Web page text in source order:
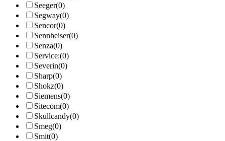
Seeger(0)
Segway(0)
Sencor(0)
Sennheiser(0)
Senza(0)
Service:(0)
Severin(0)
Sharp(0)
Shokz(0)
Siemens(0)
Sitecom(0)
Skullcandy(0)
Smeg(0)
Smit(0)